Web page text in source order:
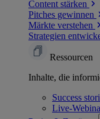
Content stärken
Pitches gewinnen
Märkte verstehen
Strategien
Ressourcen
Inhalte, die
Success
Live-